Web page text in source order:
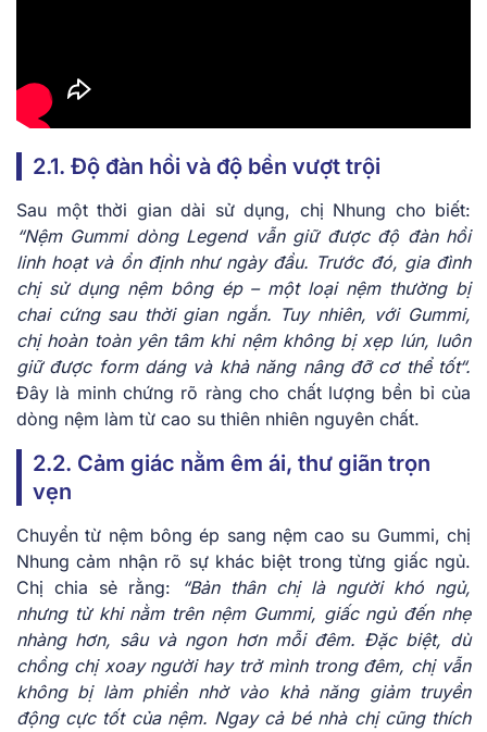
2.1. Độ đàn hồi và độ bền vượt trội
Sau một thời gian dài sử dụng, chị Nhung cho biết:
“Nệm Gummi dòng Legend vẫn giữ được độ đàn hồi
linh hoạt và ổn định như ngày đầu. Trước đó, gia đình
chị sử dụng nệm bông ép – một loại nệm thường bị
chai cứng sau thời gian ngắn. Tuy nhiên, với Gummi,
chị hoàn toàn yên tâm khi nệm không bị xẹp lún, luôn
giữ được form dáng và khả năng nâng đỡ cơ thể tốt“.
Đây là minh chứng rõ ràng cho chất lượng bền bỉ của
dòng nệm làm từ cao su thiên nhiên nguyên chất.
2.2. Cảm giác nằm êm ái, thư giãn trọn
vẹn
Chuyển từ nệm bông ép sang nệm cao su Gummi, chị
Nhung cảm nhận rõ sự khác biệt trong từng giấc ngủ.
Chị chia sẻ rằng:
“Bản thân chị là người khó ngủ,
nhưng từ khi nằm trên nệm Gummi, giấc ngủ đến nhẹ
nhàng hơn, sâu và ngon hơn mỗi đêm. Đặc biệt, dù
chồng chị xoay người hay trở mình trong đêm, chị vẫn
không bị làm phiền nhờ vào khả năng giảm truyền
động cực tốt của nệm. Ngay cả bé nhà chị cũng thích